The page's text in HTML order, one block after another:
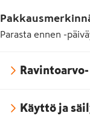
Parasta ennen -
Käyttö ja